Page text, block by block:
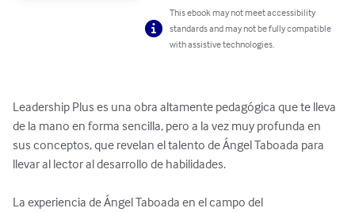
This ebook may not meet accessibility
standards and may not be fully compatible
with assistive technologies.
Leadership Plus es una obra altamente pedagógica que te lleva
de la mano en forma sencilla, pero a la vez muy profunda en
sus conceptos, que revelan el talento de Ángel Taboada para
llevar al lector al desarrollo de habilidades.
La experiencia de Ángel Taboada en el campo del